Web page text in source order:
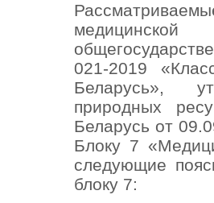
021‑2019
Беларусь»,
природных
Беларусь от
Блоку 7
следующие
блоку 7: